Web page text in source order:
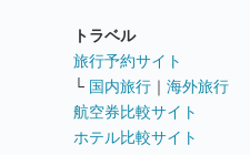
トラベル
旅行予約サイト
└ 国内旅行 ｜ 海外旅行
航空券比較サイト
ホテル比較サイト